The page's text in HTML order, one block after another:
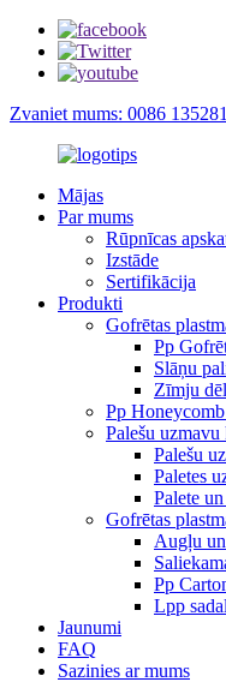
Zvaniet mums: 0086
Mājas
Par mums
Rūpnīcas
Izstāde
Sertifikācija
Produkti
Gofrētas
Pp
Slāņu
Zīmju
Pp
Palešu uzmavu
Palešu
Paletes
Palete
Gofrētas
Augļu
Pp
Lpp
Jaunumi
FAQ
Sazinies ar mums